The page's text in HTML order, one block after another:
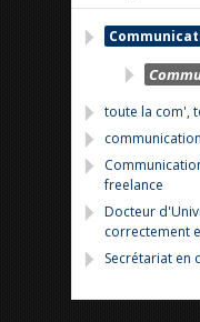
toute la com',
freelance
Docteur
correctement
Secrétariat en